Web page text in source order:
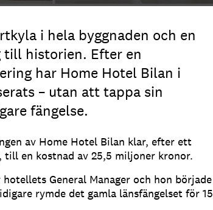
i hela byggnaden och en
historien. Efter en
har Home Hotel Bilan i
– utan att tappa sin
fängelse.
av Home Hotel Bilan klar, efter ett
till en kostnad av 25,5 miljoner kronor.
General Manager och hon började
rymde det gamla länsfängelset för 15